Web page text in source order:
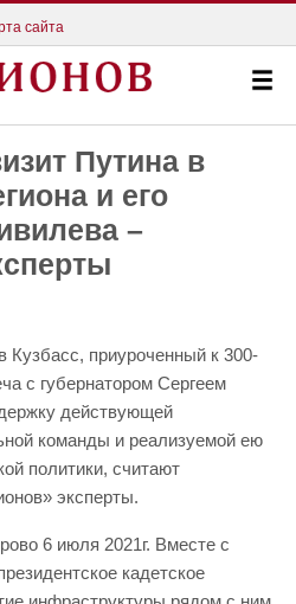
сайта
Путина в
и его
–
Кузбасс, приуроченный к 300-
с губернатором Сергеем
действующей
команды и реализуемой ею
политики, считают
эксперты.
6 июля 2021г. Вместе с
кадетское